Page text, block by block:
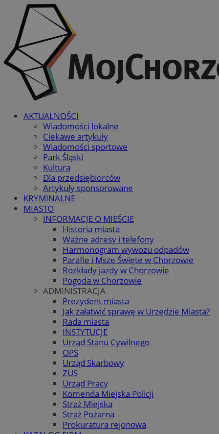
AKTUALNOŚCI
Wiadomości lokalne
Ciekawe artykuły
Wiadomości sportowe
Park Śląski
Kultura
Dla przedsiębiorców
Artykuły sponsorowane
KRYMINALNE
MIASTO
INFORMACJE O MIEŚCIE
Historia miasta
Ważne adresy i telefony
Harmonogram wywozu odpadów
Parafie i Msze Święte w Chorzowie
Rozkłady jazdy w Chorzowie
Pogoda w Chorzowie
ADMINISTRACJA
Prezydent miasta
Jak załatwić sprawę w Urzędzie Miasta?
Rada miasta
INSTYTUCJE
Urząd Stanu Cywilnego
OPS
Urząd Skarbowy
ZUS
Urząd Pracy
Komenda Miejska Policji
Straż Miejska
Straż Pożarna
Prokuratura rejonowa